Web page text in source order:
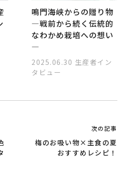
鳴門海峡からの贈り物
―戦前から続く伝統的
なわかめ栽培への想い
―
2025.06.30 生産者イン
タビュー
次の記事
梅のお吸い物×主食の夏
おすすめレシピ！